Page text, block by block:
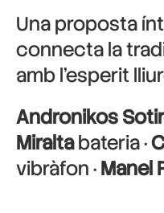
Una proposta
connecta la
amb l’esperit
Andronikos
Miraltabateria ·
vibràfon ·Manel